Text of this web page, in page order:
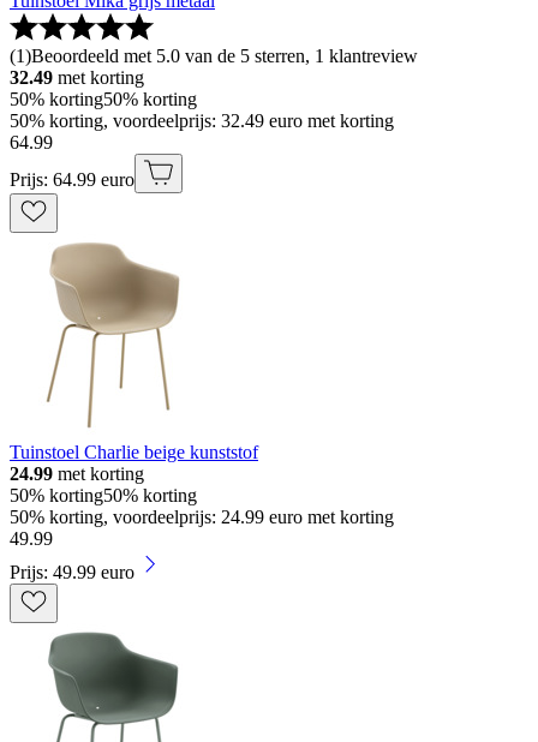
(1)Beoordeeld met 5.0 van de 5 sterren, 1 klantreview
32.49 met korting
50% korting50% korting
50% korting, voordeelprijs: 32.49 euro met korting
64.99
Prijs: 64.99 euro
Tuinstoel Charlie beige kunststof
24.99 met korting
50% korting50% korting
50% korting, voordeelprijs: 24.99 euro met korting
49.99
Prijs: 49.99 euro